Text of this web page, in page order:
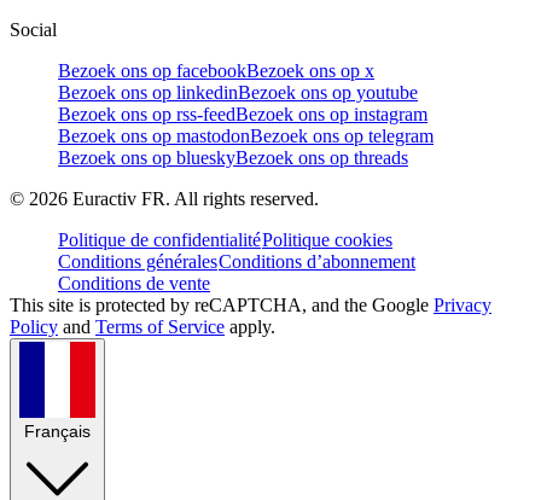
Social
Bezoek ons op facebookBezoek ons op x
Bezoek ons op linkedinBezoek ons op youtube
Bezoek ons op rss-feedBezoek ons op instagram
Bezoek ons op mastodonBezoek ons op telegram
Bezoek ons op blueskyBezoek ons op threads
© 2026 Euractiv FR. All rights reserved.
Politique de confidentialitéPolitique cookies
Conditions généralesConditions d’abonnement
Conditions de vente
This site is protected by reCAPTCHA, and the Google Privacy
Policy and Terms of Service apply.
Français